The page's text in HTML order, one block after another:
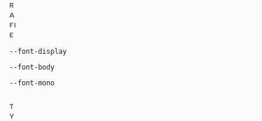
R
A
FI
E
--font-display
--font-body
--font-mono
T
Y